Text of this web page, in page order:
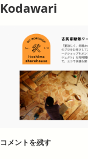
Kodawari
コメントを残す